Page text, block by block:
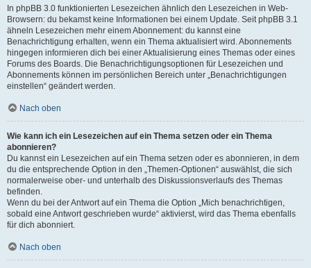
In phpBB 3.0 funktionierten Lesezeichen ähnlich den Lesezeichen in Web-
Browsern: du bekamst keine Informationen bei einem Update. Seit phpBB 3.1
ähneln Lesezeichen mehr einem Abonnement: du kannst eine
Benachrichtigung erhalten, wenn ein Thema aktualisiert wird. Abonnements
hingegen informieren dich bei einer Aktualisierung eines Themas oder eines
Forums des Boards. Die Benachrichtigungsoptionen für Lesezeichen und
Abonnements können im persönlichen Bereich unter „Benachrichtigungen
einstellen“ geändert werden.
Nach oben
Wie kann ich ein Lesezeichen auf ein Thema setzen oder ein Thema
abonnieren?
Du kannst ein Lesezeichen auf ein Thema setzen oder es abonnieren, in dem
du die entsprechende Option in den „Themen-Optionen“ auswählst, die sich
normalerweise ober- und unterhalb des Diskussionsverlaufs des Themas
befinden.
Wenn du bei der Antwort auf ein Thema die Option „Mich benachrichtigen,
sobald eine Antwort geschrieben wurde“ aktivierst, wird das Thema ebenfalls
für dich abonniert.
Nach oben